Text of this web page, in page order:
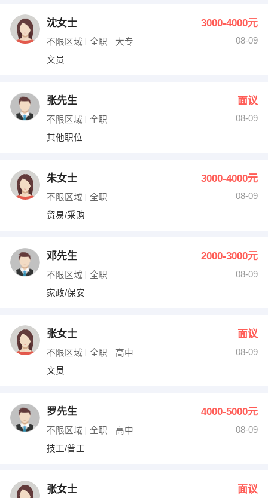
沈女士 3000-4000元
不限区域 全职 大专
08-09
文员
张先生 面议
不限区域 全职
08-09
其他职位
朱女士 3000-4000元
不限区域 全职
08-09
贸易/采购
邓先生 2000-3000元
不限区域 全职
08-09
家政/保安
张女士 面议
不限区域 全职 高中
08-09
文员
罗先生 4000-5000元
不限区域 全职 高中
08-09
技工/普工
张女士 面议